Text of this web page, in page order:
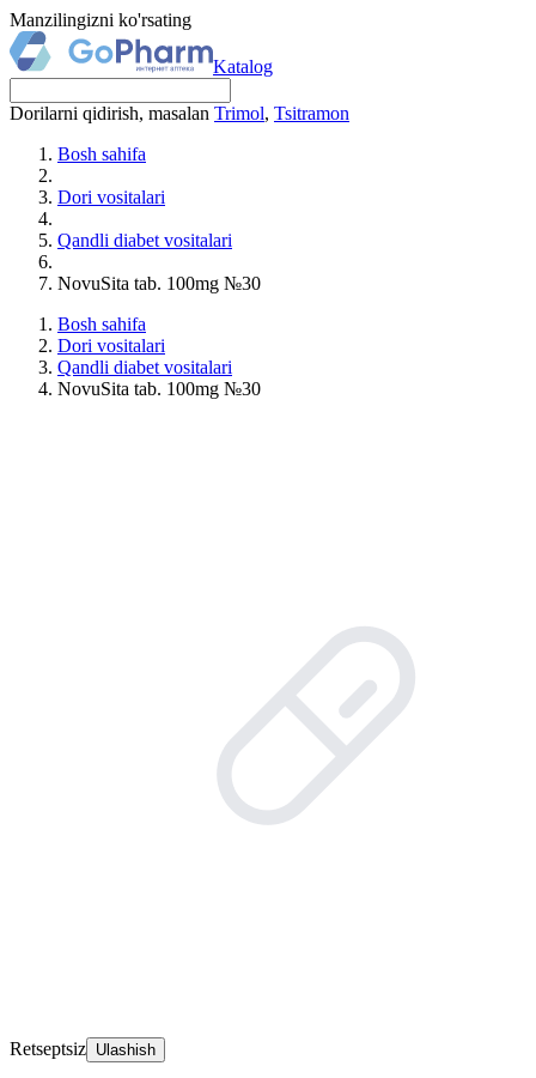
Manzilingizni ko'rsating
Katalog
Dorilarni qidirish, masalan Trimol, Tsitramon
Bosh sahifa
Dori vositalari
Qandli diabet vositalari
NovuSita tab. 100mg №30
Bosh sahifa
Dori vositalari
Qandli diabet vositalari
NovuSita tab. 100mg №30
Retseptsiz Ulashish